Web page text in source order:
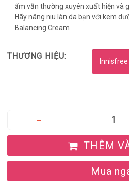
ẩm vẫn thường xuyên xuất hiện và
Hãy nâng niu làn da bạn với kem
Balancing Cream
THƯƠNG HIỆU:
THÊM
Mua